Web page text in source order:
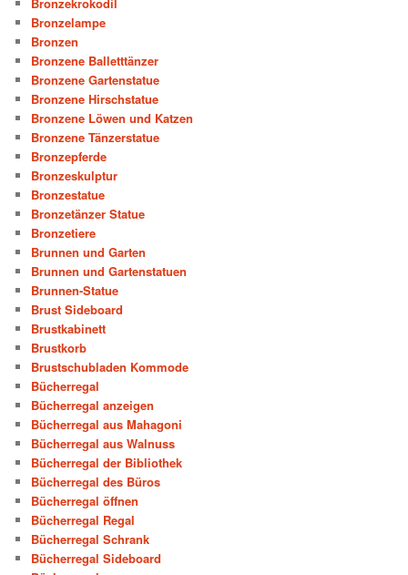
Bronzelampe
Bronzen
Bronzene Balletttänzer
Bronzene Gartenstatue
Bronzene Hirschstatue
Bronzene Löwen und Katzen
Bronzene Tänzerstatue
Bronzepferde
Bronzeskulptur
Bronzestatue
Bronzetänzer Statue
Bronzetiere
Brunnen und Garten
Brunnen und Gartenstatuen
Brunnen-Statue
Brust Sideboard
Brustkabinett
Brustkorb
Brustschubladen Kommode
Bücherregal
Bücherregal anzeigen
Bücherregal aus Mahagoni
Bücherregal aus Walnuss
Bücherregal der Bibliothek
Bücherregal des Büros
Bücherregal öffnen
Bücherregal Regal
Bücherregal Schrank
Bücherregal Sideboard